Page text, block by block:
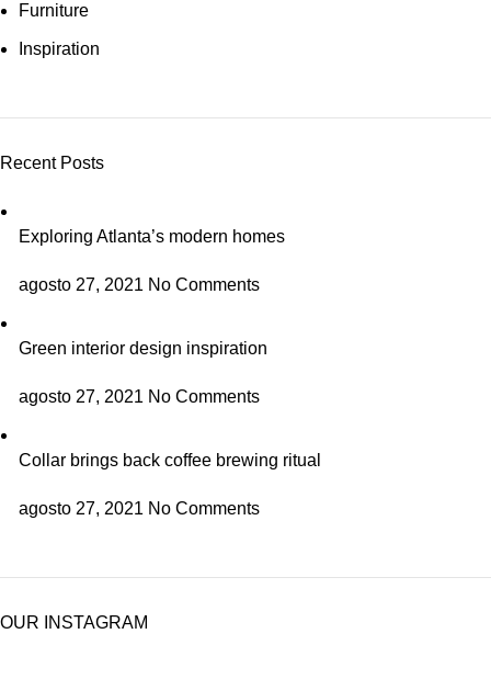
Furniture
Inspiration
Recent Posts
Exploring Atlanta’s modern homes
agosto 27, 2021 No Comments
Green interior design inspiration
agosto 27, 2021 No Comments
Collar brings back coffee brewing ritual
agosto 27, 2021 No Comments
OUR INSTAGRAM